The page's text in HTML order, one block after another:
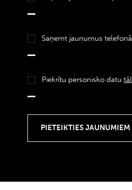
Saņemt jaunumus telefonā
Piekrītu personisko datu